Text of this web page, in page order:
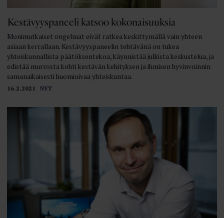
16.2.2021 NYT
Kestävyyspaneeli katsoo kokonaisuuksia
Monimutkaiset ongelmat eivät ratkea keskittymällä vain yhteen
asiaan kerrallaan. Kestävyyspaneelin tehtävänä on tukea
yhteiskunnallista päätöksentekoa, käynnistää julkista keskustelua, ja
edistää murrosta kohti kestävän kehityksen ja ihmisen hyvinvoinnin
samanaikaisesti huomioivaa yhteiskuntaa.